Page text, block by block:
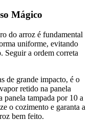
Mágico
do arroz é fundamental
uniforme, evitando
Seguir a ordem correta
de grande impacto, é o
retido na panela
panela tampada por 10 a
o cozimento e garanta a
bem feito.